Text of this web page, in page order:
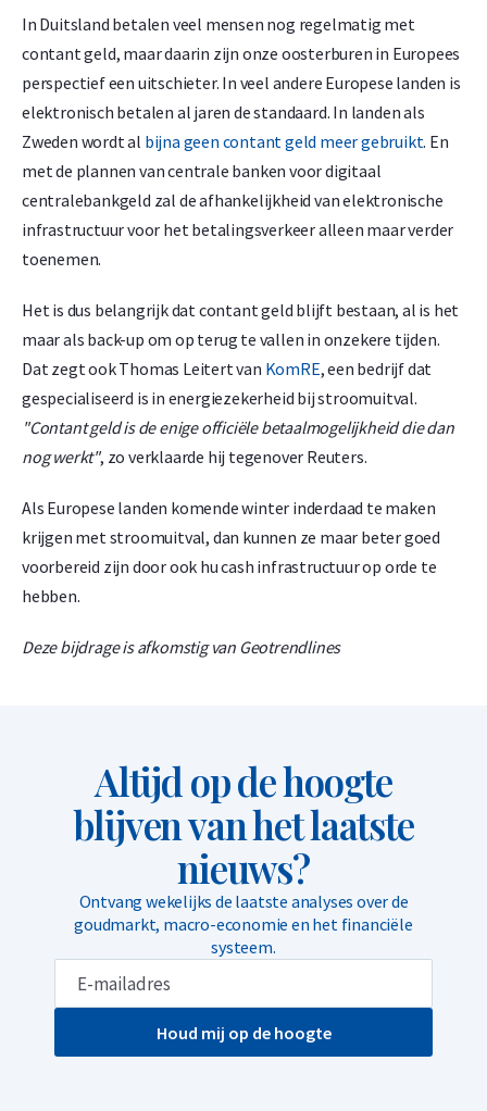
In Duitsland betalen veel mensen nog regelmatig met
contant geld, maar daarin zijn onze oosterburen in Europees
perspectief een uitschieter. In veel andere Europese landen is
elektronisch betalen al jaren de standaard. In landen als
Zweden wordt al bijna geen contant geld meer gebruikt. En
met de plannen van centrale banken voor digitaal
centralebankgeld zal de afhankelijkheid van elektronische
infrastructuur voor het betalingsverkeer alleen maar verder
toenemen.
Het is dus belangrijk dat contant geld blijft bestaan, al is het
maar als back-up om op terug te vallen in onzekere tijden.
Dat zegt ook Thomas Leitert van KomRE, een bedrijf dat
gespecialiseerd is in energiezekerheid bij stroomuitval.
"Contant geld is de enige officiële betaalmogelijkheid die dan
nog werkt", zo verklaarde hij tegenover Reuters.
Als Europese landen komende winter inderdaad te maken
krijgen met stroomuitval, dan kunnen ze maar beter goed
voorbereid zijn door ook hu cash infrastructuur op orde te
hebben.
Deze bijdrage is afkomstig van Geotrendlines
Altijd op de hoogte
blijven van het laatste
nieuws?
Ontvang wekelijks de laatste analyses over de
goudmarkt, macro-economie en het financiële
systeem.
Houd mij op de hoogte